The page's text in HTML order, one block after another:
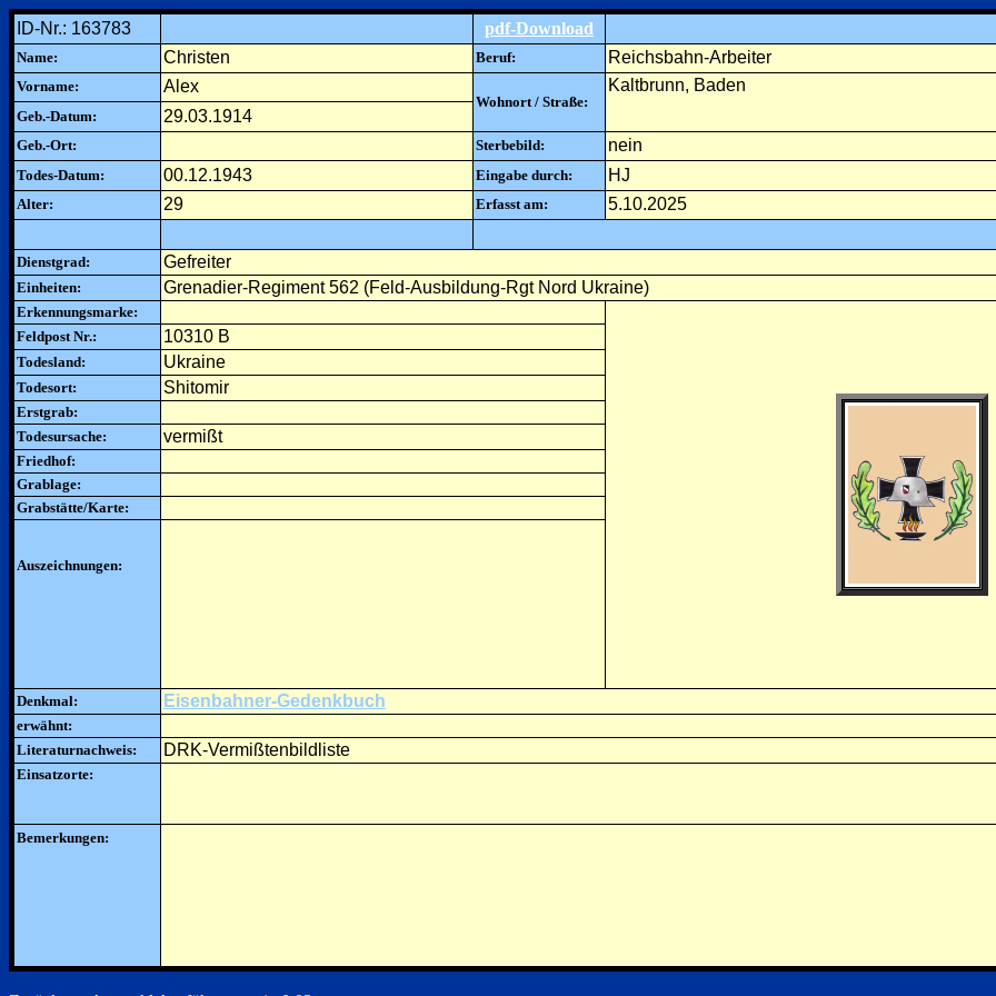
ID-Nr.: 163783 pdf-Download
Name: Christen Beruf: Reichsbahn-Arbeiter
Vorname: Alex
Wohnort / Straße:
Kaltbrunn, Baden
Geb.-Datum: 29.03.1914
Geb.-Ort: Sterbebild: nein
Todes-Datum: 00.12.1943 Eingabe durch: HJ
Alter: 29 Erfasst am: 5.10.2025
Dienstgrad: Gefreiter
Einheiten: Grenadier-Regiment 562 (Feld-Ausbildung-Rgt Nord Ukraine)
Erkennungsmarke:
Feldpost Nr.:
10310 B
Todesland: Ukraine
Todesort: Shitomir
Erstgrab:
Todesursache:
vermißt
Friedhof:
Grablage:
Grabstätte/Karte:
Auszeichnungen:
Denkmal: Eisenbahner-Gedenkbuch
erwähnt:
Literaturnachweis:
DRK-Vermißtenbildliste
Einsatzorte:
Bemerkungen: